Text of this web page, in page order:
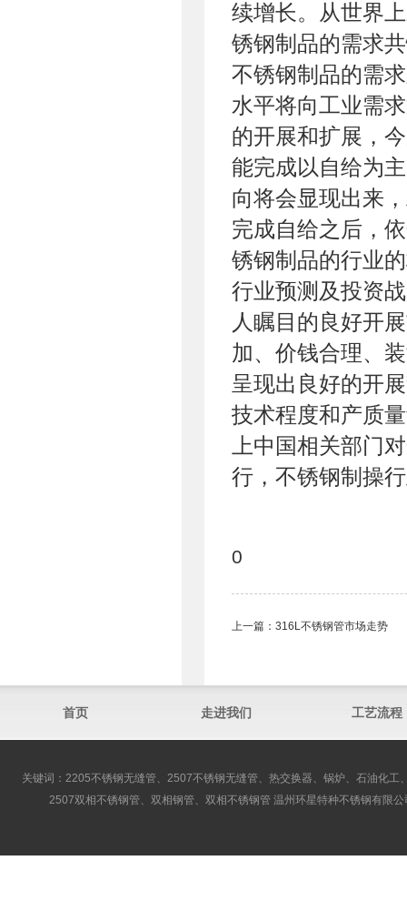
续增长。从世界
锈钢制品的需求
不锈钢制品的需
水平将向工业需
的开展和扩展，
能完成以自给为
向将会显现出来
完成自给之后，
锈钢制品的行业
行业预测及投资
人瞩目的良好开
加、价钱合理、
呈现出良好的开
技术程度和产质
上中国相关部门
行，不锈钢制操
0
上一篇： 316L不锈钢管​市场走势
首页 走进我们 工艺流程
关键词：2205不锈钢无缝管、2507不锈钢无缝管、热交换器、锅炉、石油化
2507双相不锈钢管、双相钢管、双相不锈钢管 温州环星特种不锈钢有限